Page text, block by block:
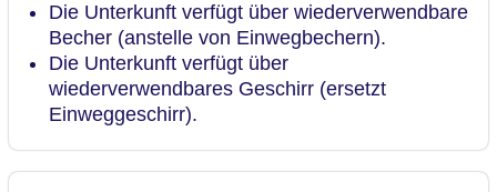
Die Unterkunft verfügt über wiederverwendbare
Becher (anstelle von Einwegbechern).
Die Unterkunft verfügt über
wiederverwendbares Geschirr (ersetzt
Einweggeschirr).